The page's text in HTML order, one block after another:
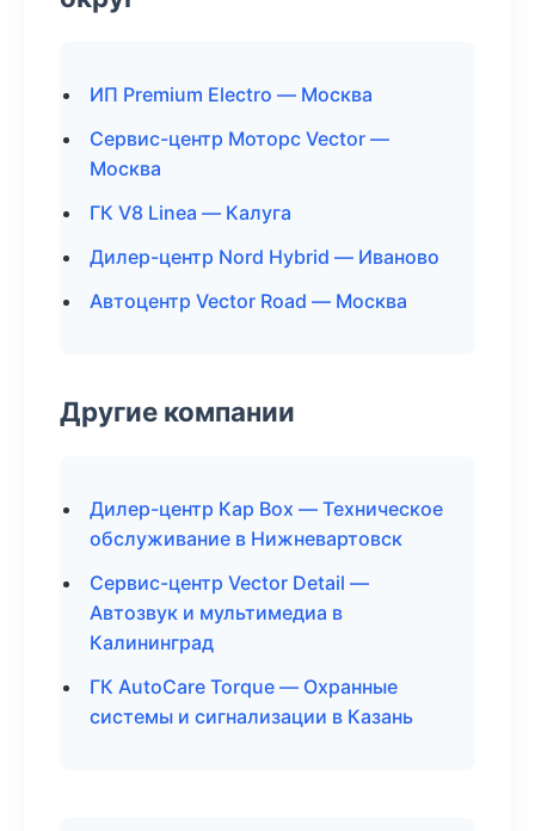
ИП Premium Electro — Москва
Сервис-центр Моторс Vector —
Москва
ГК V8 Linea — Калуга
Дилер-центр Nord Hybrid — Иваново
Автоцентр Vector Road — Москва
Другие компании
Дилер-центр Кар Box — Техническое
обслуживание в Нижневартовск
Сервис-центр Vector Detail —
Автозвук и мультимедиа в
Калининград
ГК AutoCare Torque — Охранные
системы и сигнализации в Казань